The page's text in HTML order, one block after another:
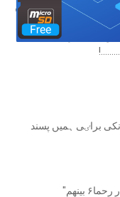
ہے کیونکہ آپؓ کی بہن
تاریخ لکھنےوالوں
کے درمیان ایک
براٸی ہمیں پسند